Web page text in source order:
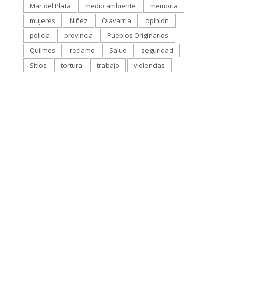
Mar del Plata
medio ambiente
memoria
mujeres
Niñez Olavarría
opinion
policía
provincia
Pueblos Originarios
Quilmes
reclamo Salud
seguridad
Sitios
tortura trabajo violencias